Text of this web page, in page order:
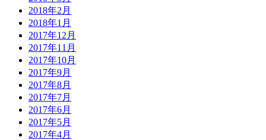
2018年2月
2018年1月
2017年12月
2017年11月
2017年10月
2017年9月
2017年8月
2017年7月
2017年6月
2017年5月
2017年4月